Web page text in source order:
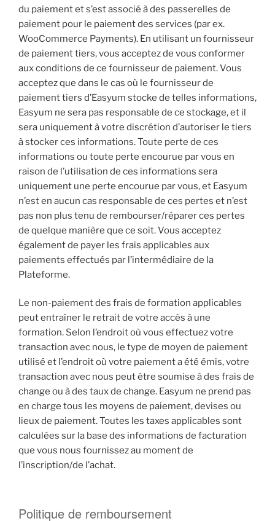
du paiement et s’est associé à des passerelles de
paiement pour le paiement des services (par ex.
WooCommerce Payments). En utilisant un fournisseur
de paiement tiers, vous acceptez de vous conformer
aux conditions de ce fournisseur de paiement. Vous
acceptez que dans le cas où le fournisseur de
paiement tiers d’Easyum stocke de telles informations,
Easyum ne sera pas responsable de ce stockage, et il
sera uniquement à votre discrétion d’autoriser le tiers
à stocker ces informations. Toute perte de ces
informations ou toute perte encourue par vous en
raison de l’utilisation de ces informations sera
uniquement une perte encourue par vous, et Easyum
n’est en aucun cas responsable de ces pertes et n’est
pas non plus tenu de rembourser/réparer ces pertes
de quelque manière que ce soit. Vous acceptez
également de payer les frais applicables aux
paiements effectués par l’intermédiaire de la
Plateforme.
Le non-paiement des frais de formation applicables
peut entraîner le retrait de votre accès à une
formation. Selon l’endroit où vous effectuez votre
transaction avec nous, le type de moyen de paiement
utilisé et l’endroit où votre paiement a été émis, votre
transaction avec nous peut être soumise à des frais de
change ou à des taux de change. Easyum ne prend pas
en charge tous les moyens de paiement, devises ou
lieux de paiement. Toutes les taxes applicables sont
calculées sur la base des informations de facturation
que vous nous fournissez au moment de
l’inscription/de l’achat.
Politique de remboursement